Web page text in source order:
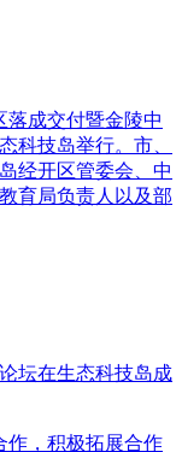
落成交付暨金陵中
科技岛举行。市、
经开区管委会、中
育局负责人以及部
坛在生态科技岛成
作，积极拓展合作